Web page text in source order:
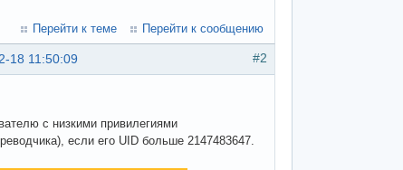
Перейти к теме Перейти к сообщению
#2
18 11:50:09
с низкими привилегиями
если его UID больше 2147483647.